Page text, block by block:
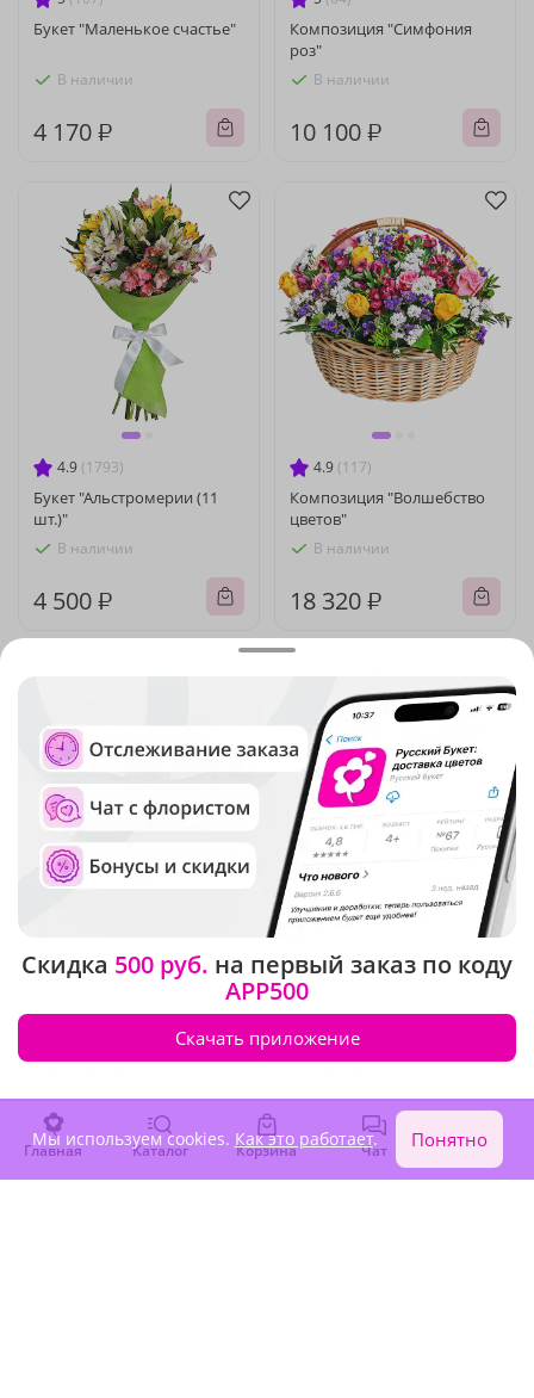
Букет "Маленькое счастье"
В наличии
4 170 ₽
Композиция "Симфония
роз"
В наличии
10 100 ₽
4.9 (1793)
Букет "Альстромерии (11
шт.)"
В наличии
4 500 ₽
4.9 (117)
Композиция "Волшебство
цветов"
В наличии
18 320 ₽
Композиция "Праздник
В наличии
16 250 ₽
Подарок фей
В наличии
3 250 ₽
Акция Новинка
Главная Каталог Корзина Чат Войти
Скидка 500 руб. на первый заказ по коду
APP500
Скачать приложение
Мы используем cookies. Как это работает. Понятно